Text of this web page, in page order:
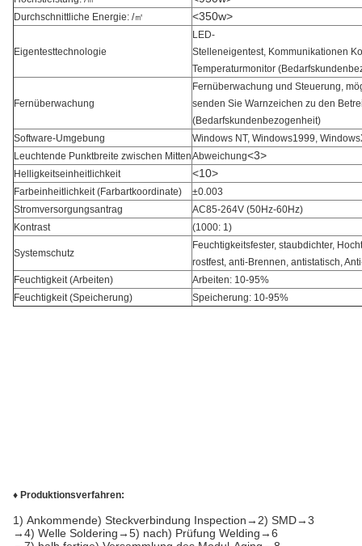
Durchschnittliche Energie: /㎡ <350w>
Eigentesttechnologie
LED-
Stelleneigentest, Kommunikationen
Temperaturmonitor
Fernüberwachung
Fernüberwachung und Steuerung,
senden Sie Warnzeichen zu den
(Bedarfskundenbezogenheit)
Software-Umgebung
Windows NT, Windows1999,
Leuchtende Punktbreite zwischen MittenAbweichung<3>
Helligkeitseinheitlichkeit <10>
Farbeinheitlichkeit (Farbartkoordinate)
±0.003
Stromversorgungsantrag
AC85-264V (50Hz-60Hz)
Kontrast
(1000: 1)
Systemschutz
Feuchtigkeitsfester, staubdichter,
rostfest, anti-Brennen, antistatisch,
Feuchtigkeit (Arbeiten)
Arbeiten: 10-95%
Feuchtigkeit (Speicherung)
Speicherung: 10-95%
♦ Produktionsverfahren:
1) Ankommende) Steckverbindung Inspection→2) SMD→3
→4) Welle Soldering→5) nach) Prüfung Welding→6